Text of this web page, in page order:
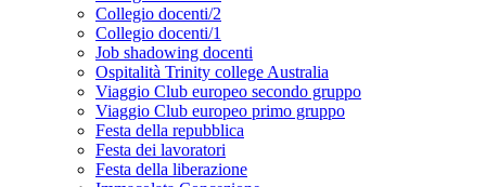
Collegio docenti/2
Collegio docenti/1
Job shadowing docenti
Ospitalità Trinity college Australia
Viaggio Club europeo secondo gruppo
Viaggio Club europeo primo gruppo
Festa della repubblica
Festa dei lavoratori
Festa della liberazione